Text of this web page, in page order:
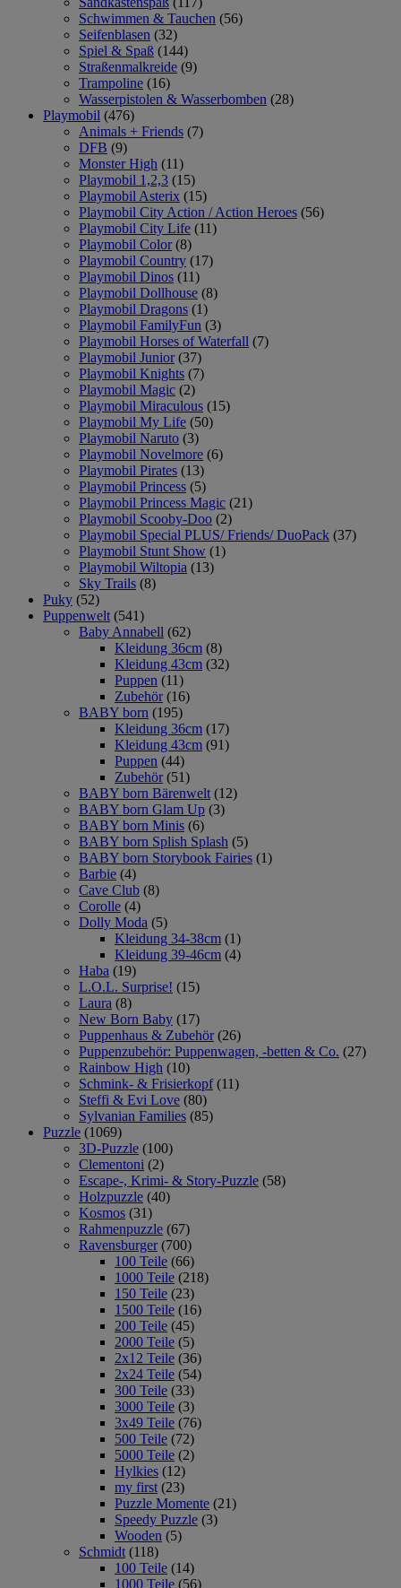
Schwimmen & Tauchen (56)
Seifenblasen (32)
Spiel & Spaß (144)
Straßenmalkreide (9)
Trampoline (16)
Wasserpistolen & Wasserbomben (28)
Playmobil (476)
Animals + Friends (7)
DFB (9)
Monster High (11)
Playmobil 1,2,3 (15)
Playmobil Asterix (15)
Playmobil City Action / Action Heroes (56)
Playmobil City Life (11)
Playmobil Color (8)
Playmobil Country (17)
Playmobil Dinos (11)
Playmobil Dollhouse (8)
Playmobil Dragons (1)
Playmobil FamilyFun (3)
Playmobil Horses of Waterfall (7)
Playmobil Junior (37)
Playmobil Knights (7)
Playmobil Magic (2)
Playmobil Miraculous (15)
Playmobil My Life (50)
Playmobil Naruto (3)
Playmobil Novelmore (6)
Playmobil Pirates (13)
Playmobil Princess (5)
Playmobil Princess Magic (21)
Playmobil Scooby-Doo (2)
Playmobil Special PLUS/ Friends/ DuoPack (37)
Playmobil Stunt Show (1)
Playmobil Wiltopia (13)
Sky Trails (8)
Puky (52)
Puppenwelt (541)
Baby Annabell (62)
Kleidung 36cm (8)
Kleidung 43cm (32)
Puppen (11)
Zubehör (16)
BABY born (195)
Kleidung 36cm (17)
Kleidung 43cm (91)
Puppen (44)
Zubehör (51)
BABY born Bärenwelt (12)
BABY born Glam Up (3)
BABY born Minis (6)
BABY born Splish Splash (5)
BABY born Storybook Fairies (1)
Barbie (4)
Cave Club (8)
Corolle (4)
Dolly Moda (5)
Kleidung 34-38cm (1)
Kleidung 39-46cm (4)
Haba (19)
L.O.L. Surprise! (15)
Laura (8)
New Born Baby (17)
Puppenhaus & Zubehör (26)
Puppenzubehör: Puppenwagen, -betten & Co. (27)
Rainbow High (10)
Schmink- & Frisierkopf (11)
Steffi & Evi Love (80)
Sylvanian Families (85)
Puzzle (1069)
3D-Puzzle (100)
Clementoni (2)
Escape-, Krimi- & Story-Puzzle (58)
Holzpuzzle (40)
Kosmos (31)
Rahmenpuzzle (67)
Ravensburger (700)
100 Teile (66)
1000 Teile (218)
150 Teile (23)
1500 Teile (16)
200 Teile (45)
2000 Teile (5)
2x12 Teile (36)
2x24 Teile (54)
300 Teile (33)
3000 Teile (3)
3x49 Teile (76)
500 Teile (72)
5000 Teile (2)
Hylkies (12)
my first (23)
Puzzle Momente (21)
Speedy Puzzle (3)
Wooden (5)
Schmidt (118)
100 Teile (14)
1000 Teile (56)